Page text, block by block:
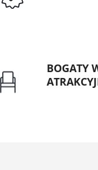
BOGATY